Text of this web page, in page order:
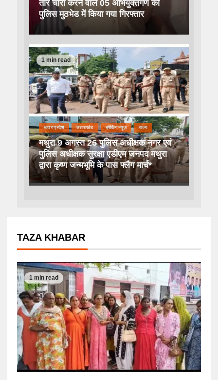
तार चोरी करने वाले 05 अभियुक्तगण को
पुलिस मुठभेड में किया गया गिरफ्तार
1 min read
उत्तर प्रदेश उत्तराखंड ब्रेकिंग न्यूज़ राज्य
मथुरा 9 अगस्त 26 पुलिस अधीक्षक नगर एवं
पुलिस अधीक्षक सुरक्षा एडीएम जनपद मथुरा
द्वारा कृष्ण जन्मभूमि के पास फ्लैग मार्च*
TAZA KHABAR
1 min read